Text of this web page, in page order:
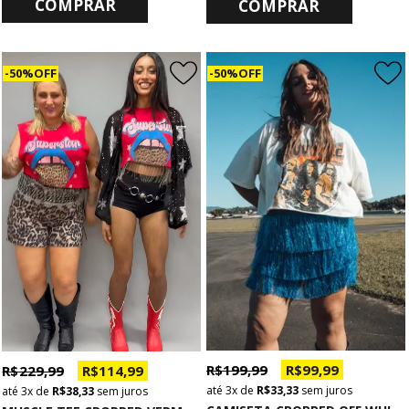
COMPRAR COMPRAR
50% OFF
R$ 229,99 R$ 114,99
3x de R$ 38,33 sem juros
50% OFF
R$ 199,99 R$ 99,99
3xde R$ 33,33sem juros